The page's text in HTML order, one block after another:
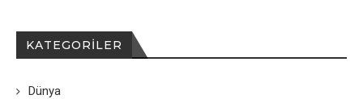
KATEGORILER
Dünya